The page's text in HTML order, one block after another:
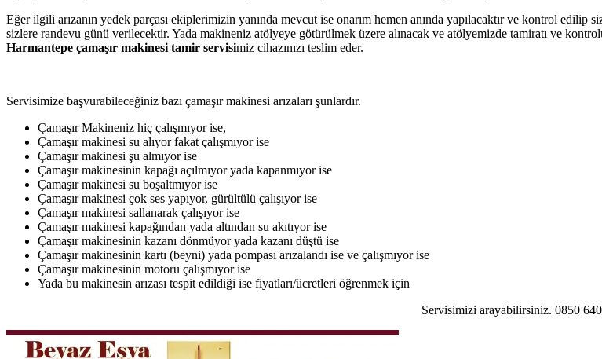
Eğer ilgili arızanın yedek parçası ekiplerimizin yanında mevcut ise onarım hemen anında yapılacaktır ve kontrol edilip
sizlere randevu günü verilecektir. Yada makineniz atölyeye götürülmek üzere alınacak ve atölyemizde tamiratı ve
Harmantepe çamaşır makinesi tamir servisimiz cihazınızı teslim eder.
Servisimize başvurabileceğiniz bazı çamaşır makinesi arızaları şunlardır.
Çamaşır Makineniz hiç çalışmıyor ise,
Çamaşır makinesi su alıyor fakat çalışmıyor ise
Çamaşır makinesi şu almıyor ise
Çamaşır makinesinin kapağı açılmıyor yada kapanmıyor ise
Çamaşır makinesi su boşaltmıyor ise
Çamaşır makinesi çok ses yapıyor, gürültülü çalışıyor ise
Çamaşır makinesi sallanarak çalışıyor ise
Çamaşır makinesi kapağından yada altından su akıtıyor ise
Çamaşır makinesinin kazanı dönmüyor yada kazanı düştü ise
Çamaşır makinesinin kartı (beyni) yada pompası arızalandı ise ve çalışmıyor ise
Çamaşır makinesinin motoru çalışmıyor ise
Yada bu makinesin arızası tespit edildiği ise fiyatları/ücretleri öğrenmek için
Servisimizi arayabilirsiniz. 0850